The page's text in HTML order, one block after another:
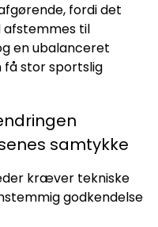
fordi det
afstemmes til
en ubalanceret
stor sportslig
samtykke
kræver tekniske
godkendelse